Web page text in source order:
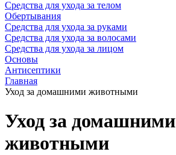
Средства для ухода за телом
Обертывания
Средства для ухода за руками
Средства для ухода за волосами
Средства для ухода за лицом
Основы
Антисептики
Главная
Уход за домашними животными
Уход за домашними
животными